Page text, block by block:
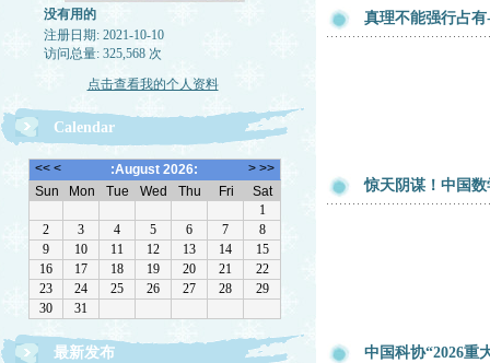
没有用的
注册日期: 2021-10-10
访问总量: 325,568 次
点击查看我的个人资料
Calendar
最新发布
真理不能强行占
惊天阴谋！中国
中国科协“2026重